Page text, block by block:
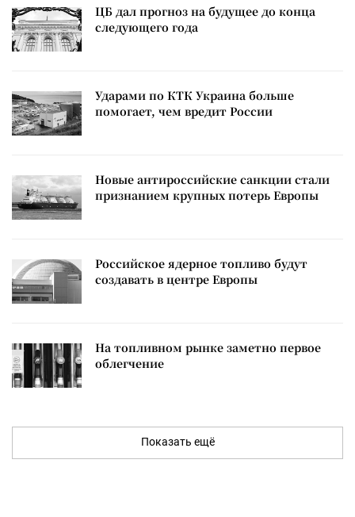
ЦБ дал прогноз на будущее до конца
следующего года
Ударами по КТК Украина больше
помогает, чем вредит России
Новые антироссийские санкции стали
признанием крупных потерь Европы
Российское ядерное топливо будут
создавать в центре Европы
На топливном рынке заметно первое
облегчение
Показать ещё